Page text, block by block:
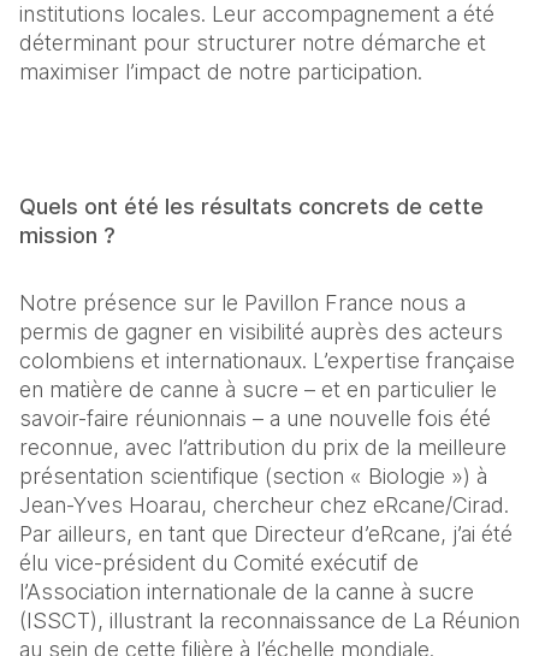
institutions locales. Leur accompagnement a été
déterminant pour structurer notre démarche et
maximiser l’impact de notre participation.
Quels ont été les résultats concrets de cette
mission ?
Notre présence sur le Pavillon France nous a
permis de gagner en visibilité auprès des acteurs
colombiens et internationaux. L’expertise française
en matière de canne à sucre – et en particulier le
savoir-faire réunionnais – a une nouvelle fois été
reconnue, avec l’attribution du prix de la meilleure
présentation scientifique (section « Biologie ») à
Jean-Yves Hoarau, chercheur chez eRcane/Cirad.
Par ailleurs, en tant que Directeur d’eRcane, j’ai été
élu vice-président du Comité exécutif de
l’Association internationale de la canne à sucre
(ISSCT), illustrant la reconnaissance de La Réunion
au sein de cette filière à l’échelle mondiale.